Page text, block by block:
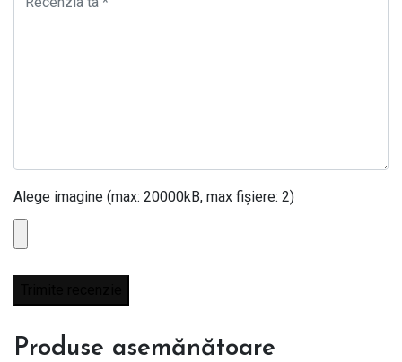
Alege imagine (max: 20000kB, max fișiere: 2)
Produse asemănătoare